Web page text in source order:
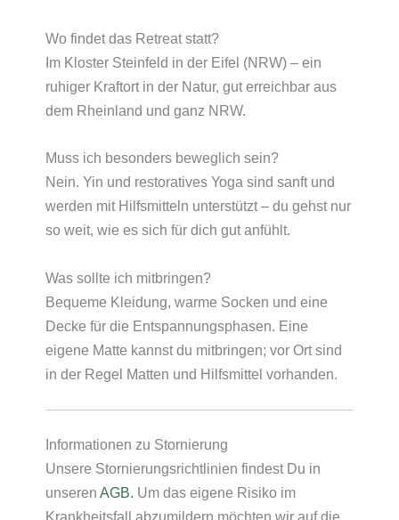
Wo findet das Retreat statt?
Im Kloster Steinfeld in der Eifel (NRW) – ein
ruhiger Kraftort in der Natur, gut erreichbar aus
dem Rheinland und ganz NRW.
Muss ich besonders beweglich sein?
Nein. Yin und restoratives Yoga sind sanft und
werden mit Hilfsmitteln unterstützt – du gehst nur
so weit, wie es sich für dich gut anfühlt.
Was sollte ich mitbringen?
Bequeme Kleidung, warme Socken und eine
Decke für die Entspannungsphasen. Eine
eigene Matte kannst du mitbringen; vor Ort sind
in der Regel Matten und Hilfsmittel vorhanden.
Informationen zu Stornierung
Unsere Stornierungsrichtlinien findest Du in
unseren AGB. Um das eigene Risiko im
Krankheitsfall abzumildern möchten wir auf die